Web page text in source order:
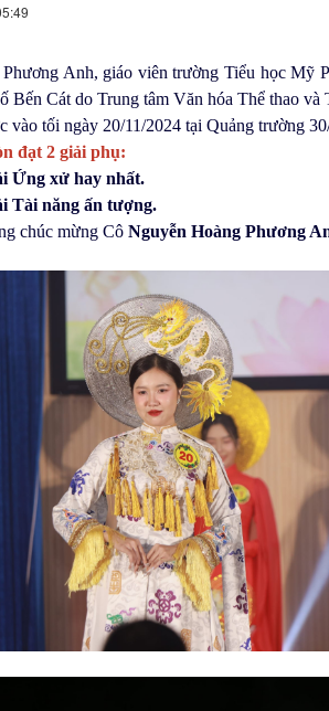
Anh, giáo viên trường Tiểu học Mỹ
Bến Cát do Trung tâm Văn hóa Thể thao
vào tối ngày 20/11/2024 tại Quảng trường
đạt 2 giải phụ:
Ứng xử hay nhất.
Tài năng ấn tượng.
chúc mừng Cô Nguyễn Hoàng Phương